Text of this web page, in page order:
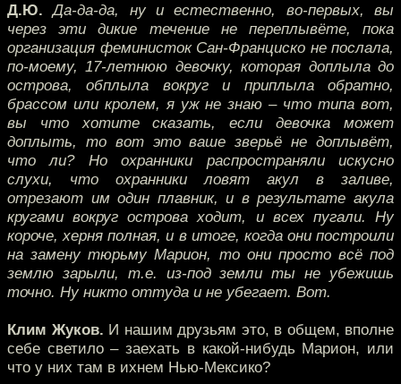
Д.Ю. Да-да-да, ну и естественно, во-первых, вы
через эти дикие течение не переплывёте, пока
организация феминисток Сан-Франциско не послала,
по-моему, 17-летнюю девочку, которая доплыла до
острова, обплыла вокруг и приплыла обратно,
брассом или кролем, я уж не знаю – что типа вот,
вы что хотите сказать, если девочка может
доплыть, то вот это ваше зверьё не доплывёт,
что ли? Но охранники распространяли искусно
слухи, что охранники ловят акул в заливе,
отрезают им один плавник, и в результате акула
кругами вокруг острова ходит, и всех пугали. Ну
короче, херня полная, и в итоге, когда они построили
на замену тюрьму Марион, то они просто всё под
землю зарыли, т.е. из-под земли ты не убежишь
точно. Ну никто оттуда и не убегает. Вот.
Клим Жуков. И нашим друзьям это, в общем, вполне
себе светило – заехать в какой-нибудь Марион, или
что у них там в ихнем Нью-Мексико?